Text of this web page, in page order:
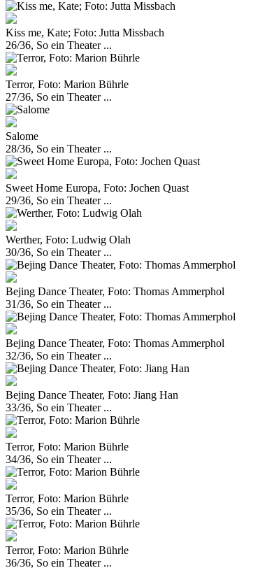
Kiss me, Kate; Foto: Jutta Missbach
26/36, So ein Theater ...
Terror, Foto: Marion Bührle
27/36, So ein Theater ...
Salome
28/36, So ein Theater ...
Sweet Home Europa, Foto: Jochen Quast
29/36, So ein Theater ...
Werther, Foto: Ludwig Olah
30/36, So ein Theater ...
Bejing Dance Theater, Foto: Thomas Ammerphol
31/36, So ein Theater ...
Bejing Dance Theater, Foto: Thomas Ammerphol
32/36, So ein Theater ...
Bejing Dance Theater, Foto: Jiang Han
33/36, So ein Theater ...
Terror, Foto: Marion Bührle
34/36, So ein Theater ...
Terror, Foto: Marion Bührle
35/36, So ein Theater ...
Terror, Foto: Marion Bührle
36/36, So ein Theater ...